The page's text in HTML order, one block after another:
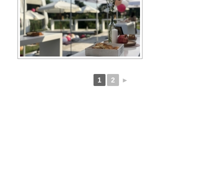
1 2 ►